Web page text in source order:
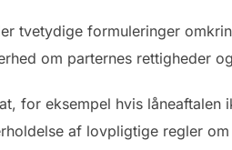
tvetydige formuleringer
om parternes rettigheder
for eksempel hvis
af lovpligtige regler